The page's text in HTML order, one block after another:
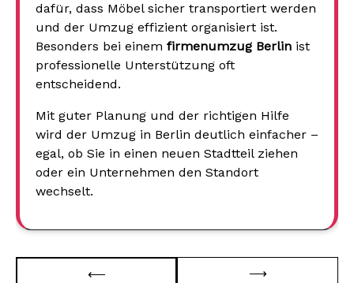
dafür, dass Möbel sicher transportiert werden
und der Umzug effizient organisiert ist.
Besonders bei einem firmenumzug Berlin ist
professionelle Unterstützung oft
entscheidend.
Mit guter Planung und der richtigen Hilfe
wird der Umzug in Berlin deutlich einfacher –
egal, ob Sie in einen neuen Stadtteil ziehen
oder ein Unternehmen den Standort
wechselt.
Beitragsnavigation
⟵
⟶